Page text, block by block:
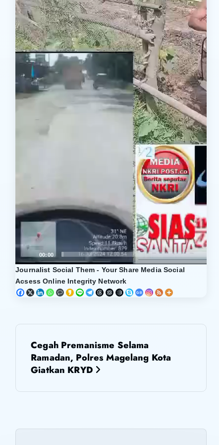
00:00
Journalist Social Them - Your Share Media Social
Acsess Online Integrity Network
N
v
g
Cegah Premanisme Selama
Ramadan, Polres Magelang Kota
Giatkan KRYD